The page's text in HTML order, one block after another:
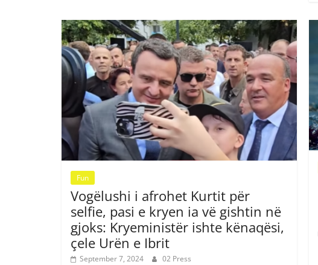
Fun
Vogëlushi i afrohet Kurtit për
selfie, pasi e kryen ia vë gishtin në
gjoks: Kryeministër ishte kënaqësi,
çele Urën e Ibrit
September 7, 2024 02 Press